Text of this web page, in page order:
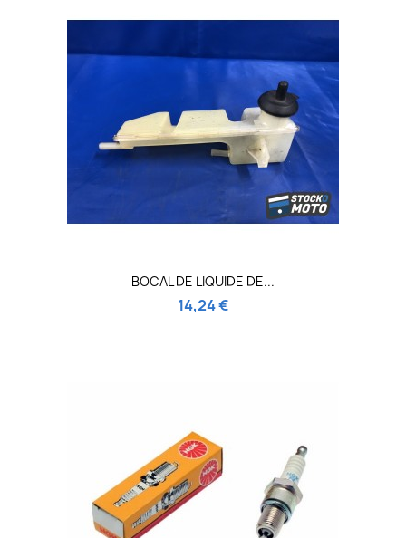
BOCAL DE LIQUIDE DE...
14,24 €